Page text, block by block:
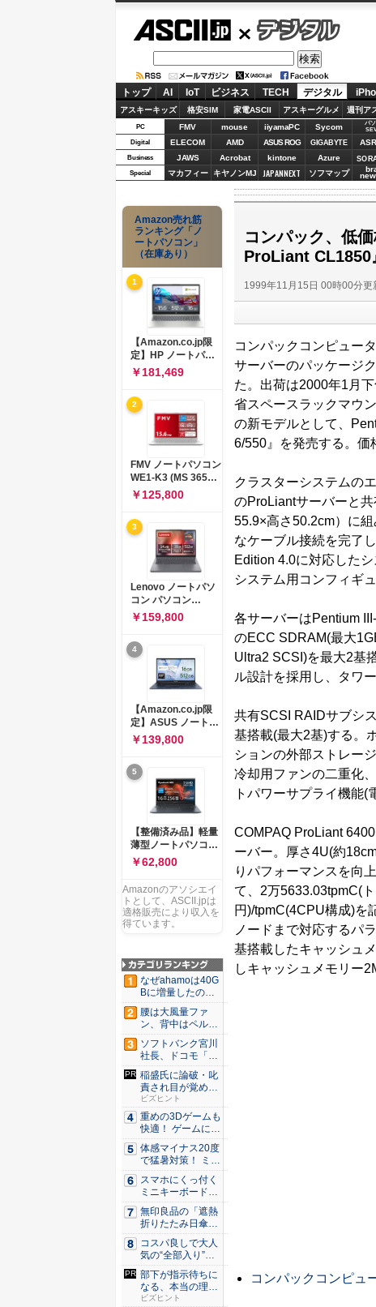
デジタル
トップ AI IoT ビジネス TECH デジタル
アスキーキッズ 格安SIM 家電ASCII アスキーグルメ 週刊ア
PC FMV mouse iiyamaPC Sycom
パ
Digital ELECOM AMD ASUS ROG GIGABYTE
Business JAWS Acrobat kintone Azure
Special マカフィー キヤノンMJ JAPANNEXT ソフマップ
コンパック、低
ProLiant CL1850
1999年11月15日 00時00分更
コンパックコンピュー
サーバーのパッケージ
た。出荷は2000年1月
省スペースラックマウ
の新モデルとして、
6/550』を発売する。価
クラスターシステムの
のProLiantサーバーと
55.9×高さ50.2cm）に
なケーブル接続を完了
Edition 4.0に対応した
システム用コンフィギ
各サーバーはPentium
のECC SDRAM(最大
Ultra2 SCSI)を最大2基
ル設計を採用し、タワ
共有SCSI RAIDサブシ
基搭載(最大2基)する。
ションの外部ストレー
冷却用ファンの二重化
トパワーサプライ機能(
COMPAQ ProLiant
ーバー。厚さ4U(約
りパフォーマンスを向
て、2万5633.03tpmC(
円)/tpmC(4CPU構成)を
ノードまで対応するパ
基搭載したキャッシュ
しキャッシュメモリー
コンパックコンピュ
Amazon売れ筋
ランキング「ノ
ートパソコン」
（在庫あり）
1
【Amazon.co.jp限
定】HP ノートパソ
コン 15-fd 15.6イン
チ インテル Core 5
120U メモリ16GB
SSD512GB
Windows 11
Microsoft Office
2024搭載 WPS
Office搭載 カメラシ
ャッター 指紋認証 薄
型 Copilotキー搭載
ナチュラルシルバー
￥181,469
2
FMV ノートパソコン
WE1-K3 (MS 365
Personal/Copilotキ
ー搭載/Win 11/15.6
型/Core
i5/16GB/SSD
512GB/ホワイト)
FMVWK3E15W_AZ
￥125,800
3
Lenovo ノートパソ
コン パソコン
IdeaPad Slim 3 14.0
インチ AMD
Ryzen™ 5 8640HS
メモリ16GB
SSD512GB
Microsoft 365 試用
版 Windows11 バッ
テリー駆動12.6時間
重量1.39kg ルナグレ
ー 83K9003JJP ノー
トPC
￥159,800
4
【Amazon.co.jp限
定】ASUS ノートパ
ソコン Vivobook 15
M1502NAQ 15.6イ
ンチ AMD Ryzen 7
170 メモリ16GB
SSD 512GB
Microsoft 365
Personal (24か月版)
搭載 Windows 11 重
量1.7kg Wi-Fi 6E ク
ワイエットブルー
M1502NAQ-
￥139,800
5
【整備済み品】軽量
薄型ノートパソコン
dynabook G83 ■
13.3型
FHD(1920x1080) -
高性能第11世代Core
i5-1135G7 - メモリ
16GB - SSD 256GB
USB Type-C - MS
Office 2021 - Win11
搭載
￥62,800
Amazonのアソシエイ
トとして、ASCII.jpは
適格販売により収入を
得ています。
なぜahamoは40G
Bに増量したの
か ...
腰は大風量ファ
ン、背中はペルチ
ェ冷却。ダ...
ソフトバンク宮川
社長、ドコモ「ah
amo...
稲盛氏に論破・叱
責され目が覚め
た。経営者...
ビズヒント
重めの3Dゲームも
快適！ ゲームに強
いH...
体感マイナス20度
で猛暑対策！ ミズ
ノの...
スマホにくっ付く
ミニキーボード！
触ってわ...
無印良品の「遮熱
折りたたみ日傘」
約160...
コスパ良しで大人
気の“全部入り”の
アンド...
部下が指示待ちに
なる、本当の理
由。23年...
ビズヒント